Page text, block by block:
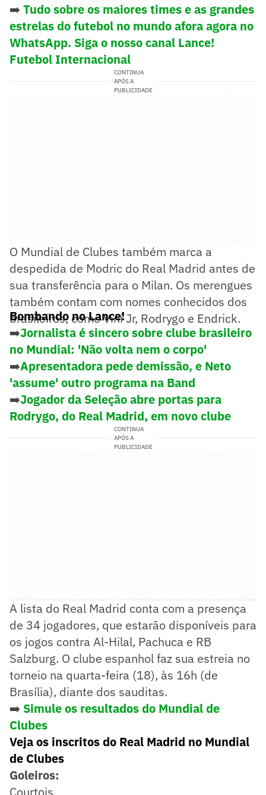
➡️ Tudo sobre os maiores times e as grandes
estrelas do futebol no mundo afora agora no
WhatsApp. Siga o nosso canal Lance!
Futebol Internacional
CONTINUA
APÓS A
PUBLICIDADE
O Mundial de Clubes também marca a
despedida de Modric do Real Madrid antes de
sua transferência para o Milan. Os merengues
também contam com nomes conhecidos dos
brasileiros, como Vini Jr, Rodrygo e Endrick.
Bombando no Lance!
➡️Jornalista é sincero sobre clube brasileiro
no Mundial: 'Não volta nem o corpo'
➡️Apresentadora pede demissão, e Neto
'assume' outro programa na Band
➡️Jogador da Seleção abre portas para
Rodrygo, do Real Madrid, em novo clube
CONTINUA
APÓS A
PUBLICIDADE
A lista do Real Madrid conta com a presença
de 34 jogadores, que estarão disponíveis para
os jogos contra Al-Hilal, Pachuca e RB
Salzburg. O clube espanhol faz sua estreia no
torneio na quarta-feira (18), às 16h (de
Brasília), diante dos sauditas.
➡️ Simule os resultados do Mundial de
Clubes
Veja os inscritos do Real Madrid no Mundial
de Clubes
Goleiros:
Courtois